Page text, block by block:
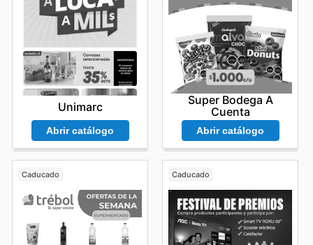
Unimarc
Abrir catálogo
Super Bodega A
Cuenta
Abrir catálogo
Caducado Caducado